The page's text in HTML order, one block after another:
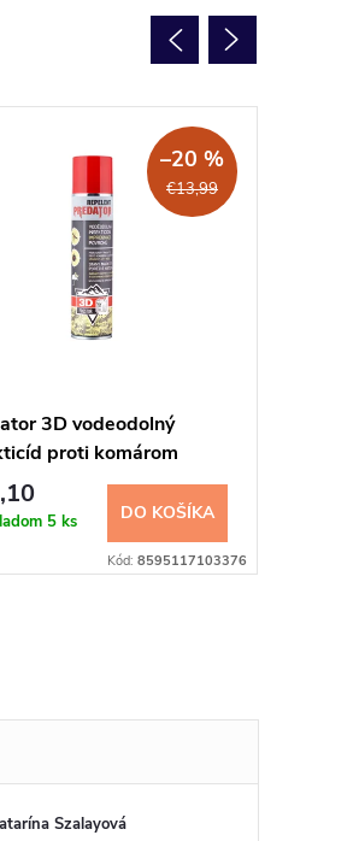
€13,99
–20 %
3D vodeodolný
proti komárom
5 ks DO KOŠÍKA
Kód: 8595117103376
Szalayová